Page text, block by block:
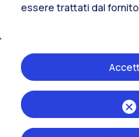
IT
essere trattati dal